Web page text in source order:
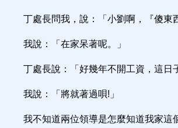
丁處長問我，說：「小劉啊，『傻東
我說：「在家呆著呢。」
丁處長說：「好幾年不開工資，這日
我說：「將就著過唄!」
我不知道兩位領導是怎麼知道我家這